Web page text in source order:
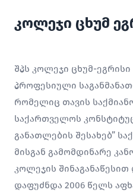
კოლეჯი ცხუმ
შპს კოლეჯი ცხუმ-
პროფესიული
რომელიც თავის
საქართველოს
განათლების შესახებ”
მისგან გამომდინარე
კოლეჯის
დაფუძნდა 2006 წელს